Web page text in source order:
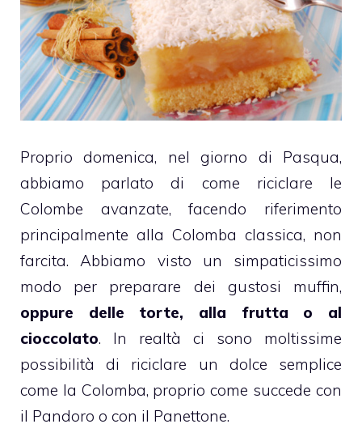
Proprio domenica, nel giorno di Pasqua,
abbiamo parlato di come riciclare le
Colombe avanzate, facendo riferimento
principalmente alla Colomba classica, non
farcita. Abbiamo visto un simpaticissimo
modo per preparare dei gustosi muffin,
oppure delle torte, alla frutta o al
cioccolato. In realtà ci sono moltissime
possibilità di riciclare un dolce semplice
come la Colomba, proprio come succede con
il Pandoro o con il Panettone.